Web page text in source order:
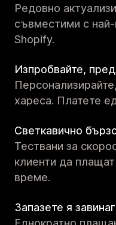
Редовно
съвместими с
Shopify.
Изпробвайте,
хареса. Платете
Светкавично
Тествани за
клиенти да
време.
Запазете я